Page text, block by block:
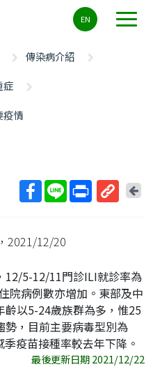
EN
傳染病介紹
症
疫情
址
回
，2021/12/20
12/5-12/11門診ILI就診率為
院病例數亦增加。東部及中
以5-24歲族群為多，惟25
勢，目前主要病毒型別為
疫苗接種率較去年下降。
最後更新日期 2021/12/22